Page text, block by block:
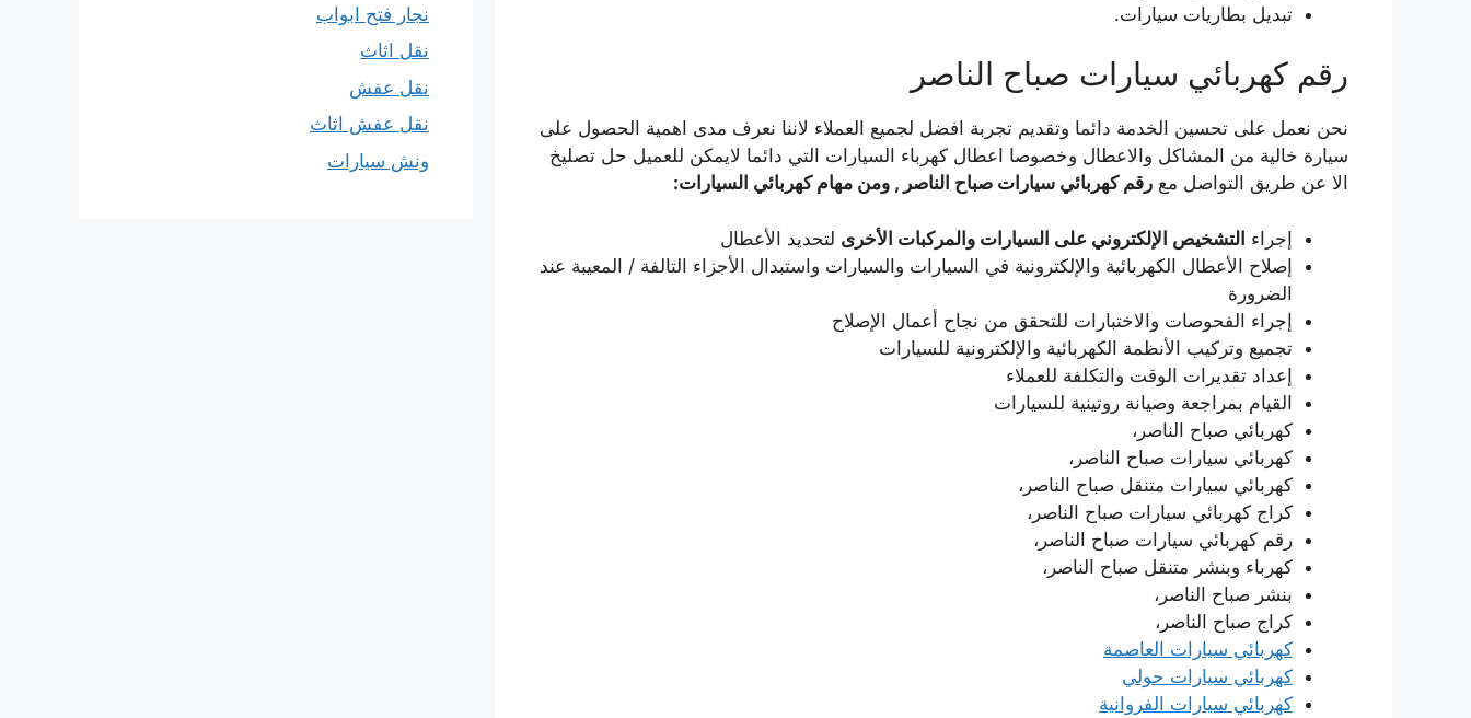
تبديل بطاريات سيارات.
رقم كهربائي سيارات صباح الناصر
نحن نعمل على تحسين الخدمة دائما وتقديم تجربة افضل لجميع العملاء لاننا نعرف مدى اهمية الحصول على
سيارة خالية من المشاكل والاعطال وخصوصا اعطال كهرباء السيارات التي دائما لايمكن للعميل حل تصليخ
الا عن طريق التواصل مع رقم كهربائي سيارات صباح الناصر , ومن مهام كهربائي السيارات:
إجراء التشخيص الإلكتروني على السيارات والمركبات الأخرى لتحديد الأعطال
إصلاح الأعطال الكهربائية والإلكترونية في السيارات والسيارات واستبدال الأجزاء التالفة / المعيبة عند
الضرورة
إجراء الفحوصات والاختبارات للتحقق من نجاح أعمال الإصلاح
تجميع وتركيب الأنظمة الكهربائية والإلكترونية للسيارات
إعداد تقديرات الوقت والتكلفة للعملاء
القيام بمراجعة وصيانة روتينية للسيارات
كهربائي صباح الناصر،
كهربائي سيارات صباح الناصر،
كهربائي سيارات متنقل صباح الناصر،
كراج كهربائي سيارات صباح الناصر،
رقم كهربائي سيارات صباح الناصر،
كهرباء وبنشر متنقل صباح الناصر،
بنشر صباح الناصر،
كراج صباح الناصر،
كهربائي سيارات العاصمة
كهربائي سيارات حولي
كهربائي سيارات الفروانية
نجار فتح ابواب
نقل اثاث
نقل عفش
نقل عفش اثاث
ونش سيارات